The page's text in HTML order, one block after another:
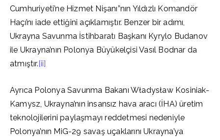
Cumhuriyeti’ne Hizmet Nişanı”nın Yıldızlı Komandör
Haçı’nı iade ettiğini açıklamıştır. Benzer bir adımı,
Ukrayna Savunma İstihbaratı Başkanı Kyrylo Budanov
ile Ukrayna’nın Polonya Büyükelçisi Vasıl Bodnar da
atmıştır.[ii]
Ayrıca Polonya Savunma Bakanı Władysław Kosiniak-
Kamysz, Ukrayna’nın insansız hava aracı (İHA) üretim
teknolojilerini paylaşmayı reddetmesi nedeniyle
Polonya’nın MiG-29 savaş uçaklarını Ukrayna’ya